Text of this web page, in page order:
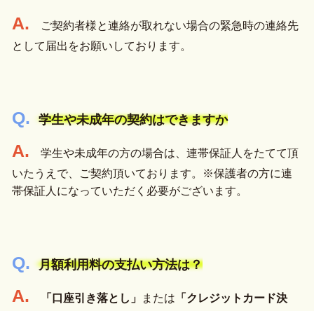
ご契約者様と連絡が取れない場合の緊急時の連絡先
として届出をお願いしております。
学生や未成年の契約はできますか
学生や未成年の方の場合は、連帯保証人をたてて頂
いたうえで、ご契約頂いております。※保護者の方に連
帯保証人になっていただく必要がございます。
月額利用料の支払い方法は？
「口座引き落とし」 または 「クレジットカード決